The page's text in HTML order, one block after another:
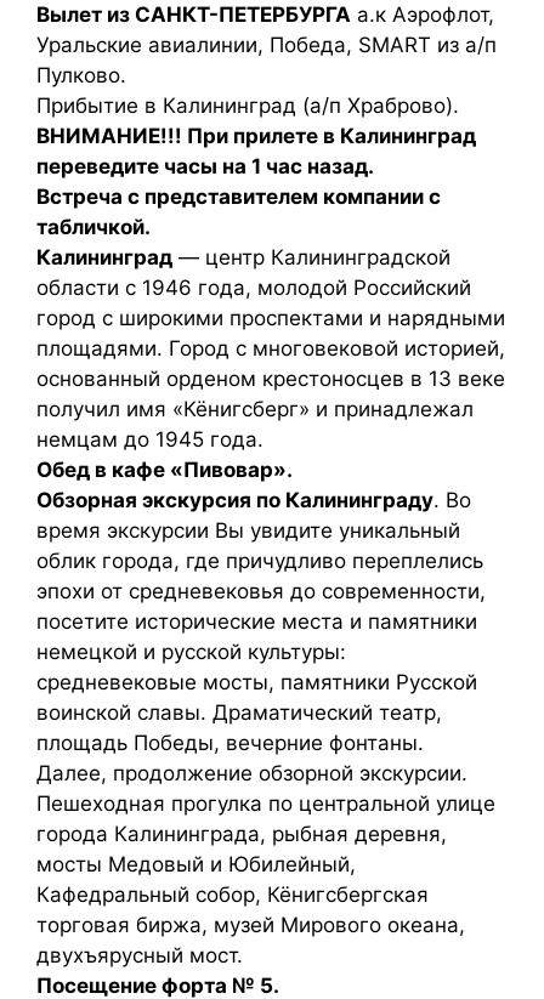
Вылет из САНКТ-ПЕТЕРБУРГА а.к Аэрофлот,
Уральские авиалинии, Победа, SMART из а/п
Пулково.
Прибытие в Калининград (а/п Храброво).
ВНИМАНИЕ!!! При прилете в Калининград
переведите часы на 1 час назад.
Встреча с представителем компании с
табличкой.
Калининград — центр Калининградской
области с 1946 года, молодой Российский
город с широкими проспектами и нарядными
площадями. Город с многовековой историей,
основанный орденом крестоносцев в 13 веке
получил имя «Кёнигсберг» и принадлежал
немцам до 1945 года.
Обед в кафе «Пивовар».
Обзорная экскурсия по Калининграду. Во
время экскурсии Вы увидите уникальный
облик города, где причудливо переплелись
эпохи от средневековья до современности,
посетите исторические места и памятники
немецкой и русской культуры:
средневековые мосты, памятники Русской
воинской славы. Драматический театр,
площадь Победы, вечерние фонтаны.
Далее, продолжение обзорной экскурсии.
Пешеходная прогулка по центральной улице
города Калининграда, рыбная деревня,
мосты Медовый и Юбилейный,
Кафедральный собор, Кёнигсбергская
торговая биржа, музей Мирового океана,
двухъярусный мост.
Посещение форта № 5.